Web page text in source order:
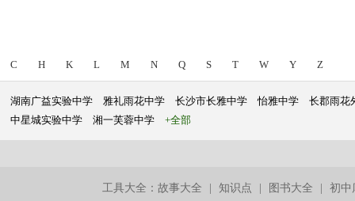
C H K L M N Q S T W Y Z
湖南广益实验中学 雅礼雨花中学 长沙市长雅中学 怡雅中学
长郡雨花
中星城实验中学
湘一芙蓉中学 +全部
工具大全：故事大全 |知识点 图书大全 |初中